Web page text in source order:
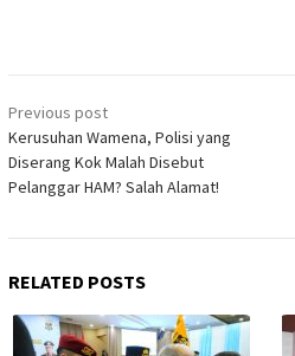
Post
navigation
Previous post
Kerusuhan Wamena, Polisi yang
Diserang Kok Malah Disebut
Pelanggar HAM? Salah Alamat!
RELATED POSTS